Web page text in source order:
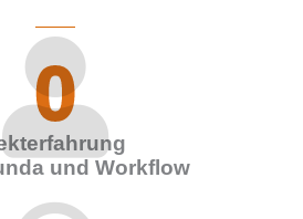
und Workflow
0